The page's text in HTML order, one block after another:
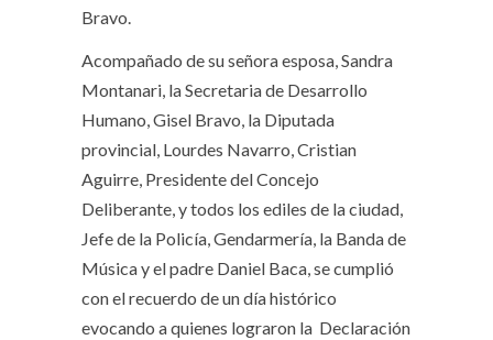
Bravo.
Acompañado de su señora esposa, Sandra
Montanari, la Secretaria de Desarrollo
Humano, Gisel Bravo, la Diputada
provincial, Lourdes Navarro, Cristian
Aguirre, Presidente del Concejo
Deliberante, y todos los ediles de la ciudad,
Jefe de la Policía, Gendarmería, la Banda de
Música y el padre Daniel Baca, se cumplió
con el recuerdo de un día histórico
evocando a quienes lograron la Declaración